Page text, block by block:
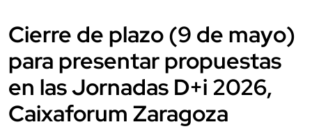
Cierre de plazo (9 de mayo)
para presentar propuestas
en las Jornadas D+i 2026,
Caixaforum Zaragoza